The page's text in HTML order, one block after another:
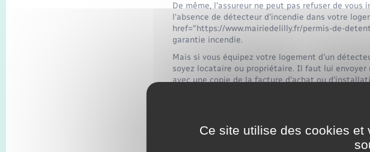
De même, l'assureur ne peut pas refuser de
l'absence de détecteur d'incendie dans votre
href="https://www.mairiedelilly.fr/permis-de-
garantie incendie.
Mais si vous équipez votre logement d'un
soyez locataire ou propriétaire. Il faut lui
avec une copie de la facture d'achat ou
Ce site utilise des cookies